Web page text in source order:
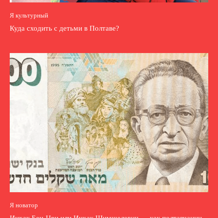
Я культурный
Куда сходить с детьми в Полтаве?
Я новатор